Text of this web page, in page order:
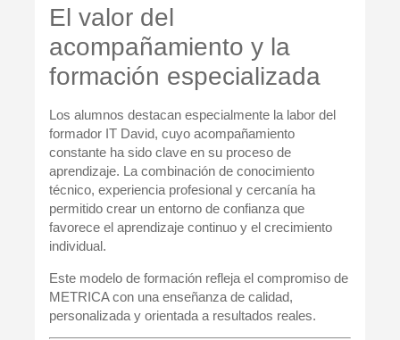
El valor del
acompañamiento y la
formación especializada
Los alumnos destacan especialmente la labor del
formador IT David, cuyo acompañamiento
constante ha sido clave en su proceso de
aprendizaje. La combinación de conocimiento
técnico, experiencia profesional y cercanía ha
permitido crear un entorno de confianza que
favorece el aprendizaje continuo y el crecimiento
individual.
Este modelo de formación refleja el compromiso de
METRICA con una enseñanza de calidad,
personalizada y orientada a resultados reales.